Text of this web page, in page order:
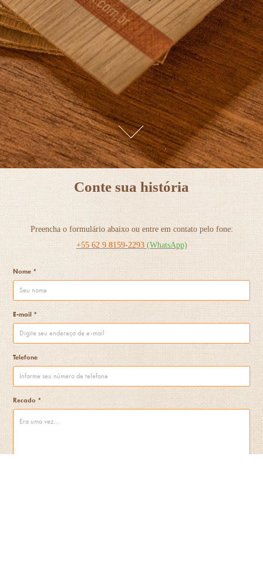
Conte sua história
Preencha o formulário abaixo ou entre em contato pelo fone:
+55 62 9.8159-2293 (WhatsApp)
Nome *
E-mail *
Telefone
Recado *